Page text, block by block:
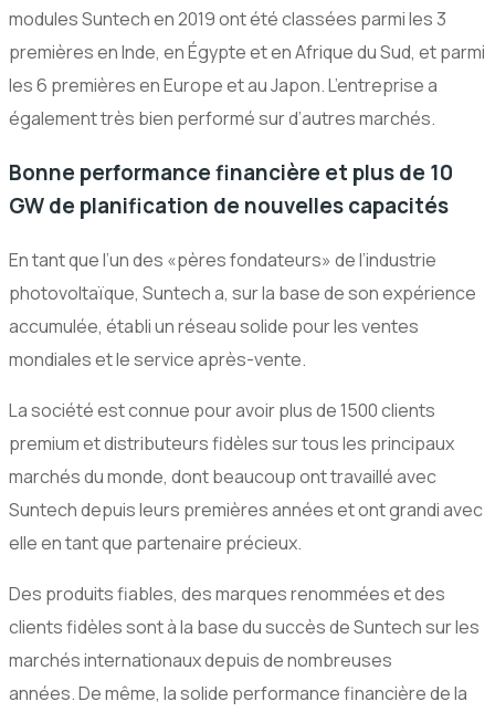
modules Suntech en 2019 ont été classées parmi les 3
premières en Inde, en Égypte et en Afrique du Sud, et parmi
les 6 premières en Europe et au Japon. L’entreprise a
également très bien performé sur d’autres marchés.
Bonne performance financière et plus de 10
GW de planification de nouvelles capacités
En tant que l’un des «pères fondateurs» de l’industrie
photovoltaïque, Suntech a, sur la base de son expérience
accumulée, établi un réseau solide pour les ventes
mondiales et le service après-vente.
La société est connue pour avoir plus de 1500 clients
premium et distributeurs fidèles sur tous les principaux
marchés du monde, dont beaucoup ont travaillé avec
Suntech depuis leurs premières années et ont grandi avec
elle en tant que partenaire précieux.
Des produits fiables, des marques renommées et des
clients fidèles sont à la base du succès de Suntech sur les
marchés internationaux depuis de nombreuses
années. De même, la solide performance financière de la